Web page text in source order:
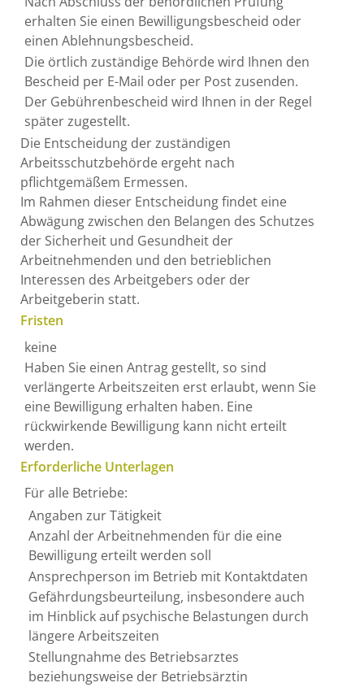
erhalten Sie einen Bewilligungsbescheid oder
einen Ablehnungsbescheid.
Die örtlich zuständige Behörde wird Ihnen den
Bescheid per E-Mail oder per Post zusenden.
Der Gebührenbescheid wird Ihnen in der Regel
später zugestellt.
Die Entscheidung der zuständigen
Arbeitsschutzbehörde ergeht nach
pflichtgemäßem Ermessen.
Im Rahmen dieser Entscheidung findet eine
Abwägung zwischen den Belangen des Schutzes
der Sicherheit und Gesundheit der
Arbeitnehmenden und den betrieblichen
Interessen des Arbeitgebers oder der
Arbeitgeberin statt.
Fristen
keine
Haben Sie einen Antrag gestellt, so sind
verlängerte Arbeitszeiten erst erlaubt, wenn Sie
eine Bewilligung erhalten haben. Eine
rückwirkende Bewilligung kann nicht erteilt
werden.
Erforderliche Unterlagen
Für alle Betriebe:
Angaben zur Tätigkeit
Anzahl der Arbeitnehmenden für die eine
Bewilligung erteilt werden soll
Ansprechperson im Betrieb mit Kontaktdaten
Gefährdungsbeurteilung, insbesondere auch
im Hinblick auf psychische Belastungen durch
längere Arbeitszeiten
Stellungnahme des Betriebsarztes
beziehungsweise der Betriebsärztin